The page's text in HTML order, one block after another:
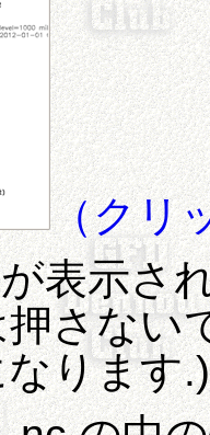
（クリ
表示さ
さない
ります.)